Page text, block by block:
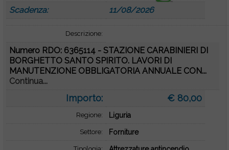
Scadenza: 11/08/2026
Descrizione:
Numero RDO: 6365114 - STAZIONE CARABINIERI DI
BORGHETTO SANTO SPIRITO. LAVORI DI
MANUTENZIONE OBBLIGATORIA ANNUALE CON...
Continua...
Importo: € 80,00
Regione: Liguria
Settore: Forniture